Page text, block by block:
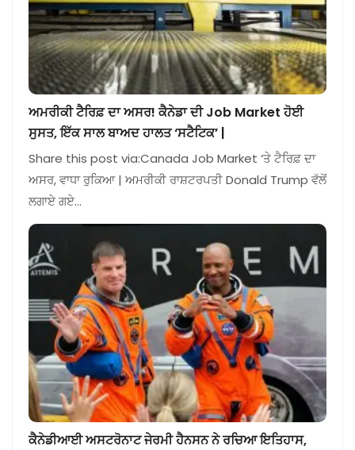
ਅਮਰੀਕੀ ਟੈਰਿਫ਼ ਦਾ ਅਸਰ! ਕੈਨੇਡਾ ਦੀ Job Market ਹੋਈ
ਸੁਸਤ, ਇੱਕ ਸਾਲ ਬਾਅਦ ਹਾਲਤ ‘ਸਟੈਟਿਕ’ |
Share this post via:Canada Job Market ‘ਤੇ ਟੈਰਿਫ਼ ਦਾ
ਅਸਰ, ਵਾਧਾ ਰੁਕਿਆ | ਅਮਰੀਕੀ ਰਾਸ਼ਟਰਪਤੀ Donald Trump ਵੱਲੋਂ
ਲਗਾਏ ਗਏ…
ਕੈਨੇਡੀਆਈ ਅਸਟਰੋਨਾਟ ਜੇਰਮੀ ਹੈਨਸਨ ਨੇ ਰਚਿਆ ਇਤਿਹਾਸ,